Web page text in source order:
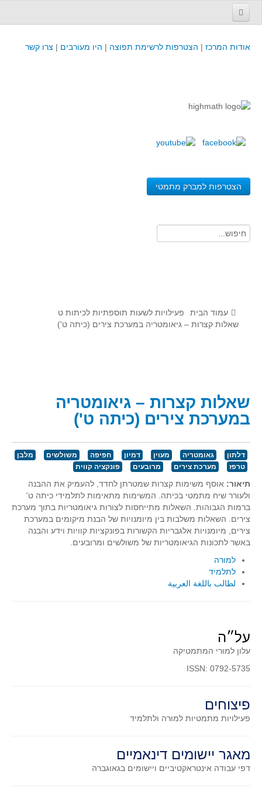
אודות המרכז | הצטרפות לרשימת תפוצה | היו מעורבים | צרו קשר
הצטרפות למברק מתמטי
קורסים והשתלמויות של מרכז המורים - כולל תוצרים
קורסים, כנסים והשתלמויות בארץ - מידע לשנה זו
משאבי הוראה ולמידה
לומדים בחט"ע
בית ספר יסודי
תוצרים מימי עיון וסדנאות - "קשר חם"
מדורי המרכז
יישומים דינאמיים
פיצוחים
אלגברה
פונקציות
חדו"א
סדרות
עולם המספרים
סטטיסטיקה והסתברות
חוקיות והפונקציה
פונקצית הישר
פונקצית השורש
בעיות קיצון
עמוד הבית
פעילויות לשעות תוספתיות לכיתות ט
שאלות קצרות – גיאומטריה במערכת צירים (כיתה ט')
שאלות קצרות – גיאומטריה
במערכת צירים (כיתה ט')
דלתון גאומטריה מעוין דמיון חפיפה משולשים
מלבן
טרפז
מערכת צירים מרובעים פונקציה קווית
תיאור: אוסף משימות קצרות שמטרתן לחדד, להעמיק את ההבנה
ולעורר שיח מתמטי בכיתה. המשימות מתאימות לתלמידי כיתה ט'
ברמות הגבוהות. השאלות מתייחסות לצורות גיאומטריות בתוך מערכת
צירים. השאלות משלבות בין מיומנויות של הבנת מיקומים במערכת
צירים, מיומנויות אלגבריות הקשורות בפונקציות קוויות וידע והבנה
באשר לתכונות הגיאומטריות של משולשים ומרובעים.
למורה
לתלמיד
لطالب باللغة العربية
על״ה
עלון למורי המתמטיקה
ISSN: 0792-5735
פיצוחים
פעילויות מתמטיות למורה ולתלמיד
מאגר יישומים דינאמיים
דפי עבודה אינטראקטיביים ויישומים בגאוגברה